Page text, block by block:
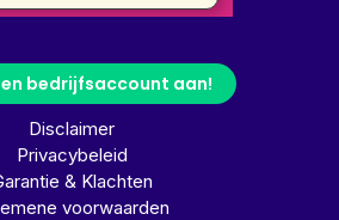
bedrijfsaccount aan!
Disclaimer
Privacybeleid
& Klachten
voorwaarden